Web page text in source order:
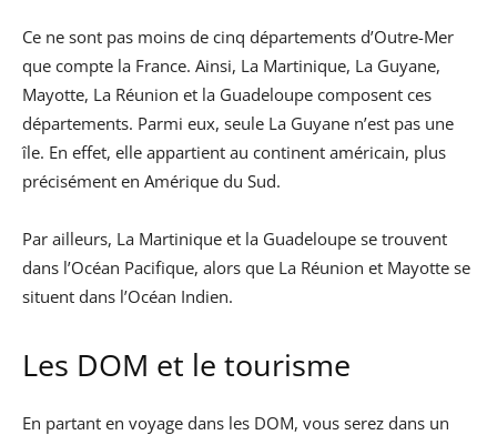
Ce ne sont pas moins de cinq départements d’Outre-Mer
que compte la France. Ainsi, La Martinique, La Guyane,
Mayotte, La Réunion et la Guadeloupe composent ces
départements. Parmi eux, seule La Guyane n’est pas une
île. En effet, elle appartient au continent américain, plus
précisément en Amérique du Sud.
Par ailleurs, La Martinique et la Guadeloupe se trouvent
dans l’Océan Pacifique, alors que La Réunion et Mayotte se
situent dans l’Océan Indien.
Les DOM et le tourisme
En partant en voyage dans les DOM, vous serez dans un